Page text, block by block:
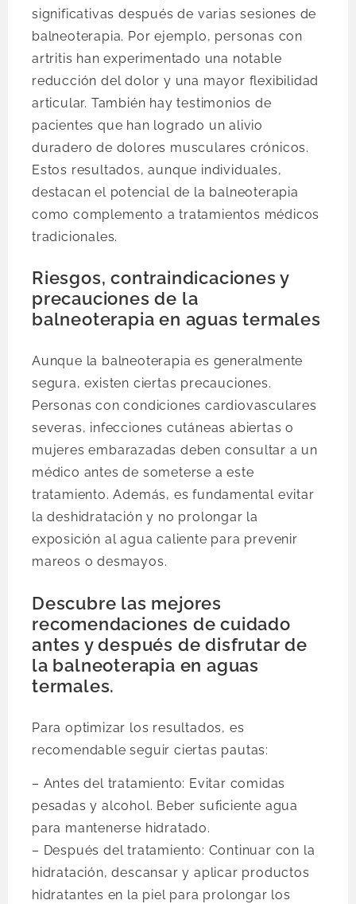
significativas después de varias sesiones de
balneoterapia. Por ejemplo, personas con
artritis han experimentado una notable
reducción del dolor y una mayor flexibilidad
articular. También hay testimonios de
pacientes que han logrado un alivio
duradero de dolores musculares crónicos.
Estos resultados, aunque individuales,
destacan el potencial de la balneoterapia
como complemento a tratamientos médicos
tradicionales.
Riesgos, contraindicaciones y
precauciones de la
balneoterapia en aguas termales
Aunque la balneoterapia es generalmente
segura, existen ciertas precauciones.
Personas con condiciones cardiovasculares
severas, infecciones cutáneas abiertas o
mujeres embarazadas deben consultar a un
médico antes de someterse a este
tratamiento. Además, es fundamental evitar
la deshidratación y no prolongar la
exposición al agua caliente para prevenir
mareos o desmayos.
Descubre las mejores
recomendaciones de cuidado
antes y después de disfrutar de
la balneoterapia en aguas
termales.
Para optimizar los resultados, es
recomendable seguir ciertas pautas:
– Antes del tratamiento: Evitar comidas
pesadas y alcohol. Beber suficiente agua
para mantenerse hidratado.
– Después del tratamiento: Continuar con la
hidratación, descansar y aplicar productos
hidratantes en la piel para prolongar los